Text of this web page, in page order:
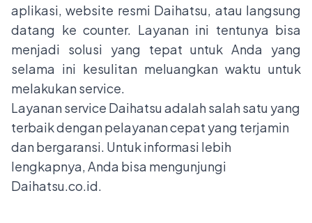
aplikasi, website resmi Daihatsu, atau langsung
datang ke counter. Layanan ini tentunya bisa
menjadi solusi yang tepat untuk Anda yang
selama ini kesulitan meluangkan waktu untuk
melakukan service.
Layanan service Daihatsu adalah salah satu yang
terbaik dengan pelayanan cepat yang terjamin
dan bergaransi. Untuk informasi lebih
lengkapnya, Anda bisa mengunjungi
Daihatsu.co.id.